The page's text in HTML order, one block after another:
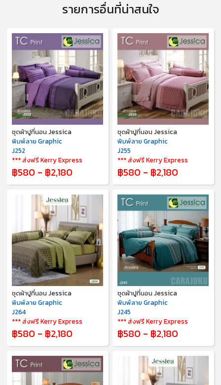
รายการอื่นที่น่าสนใจ
ชุดผ้าปูที่นอน Jessica
พิมพ์ลาย Graphic
J252
*** ส่งฟรี Kerry Express
฿580 - ฿2,180
ชุดผ้าปูที่นอน Jessica
พิมพ์ลาย Graphic
J255
*** ส่งฟรี Kerry Express
฿580 - ฿2,180
ชุดผ้าปูที่นอน Jessica
พิมพ์ลาย Graphic
J264
*** ส่งฟรี Kerry Express
฿580 - ฿2,180
ชุดผ้าปูที่นอน Jessica
พิมพ์ลาย Graphic
J245
*** ส่งฟรี Kerry Express
฿580 - ฿2,180